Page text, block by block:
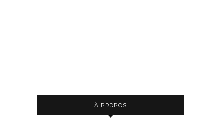
À PROPOS